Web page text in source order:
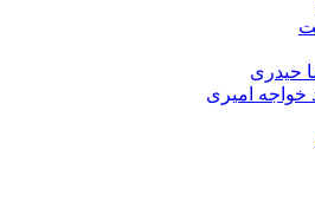
حیدری
خواجه امیری